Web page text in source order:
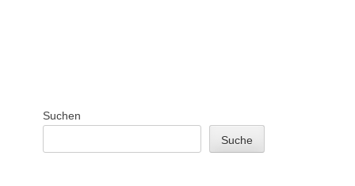
Suchen
Suche